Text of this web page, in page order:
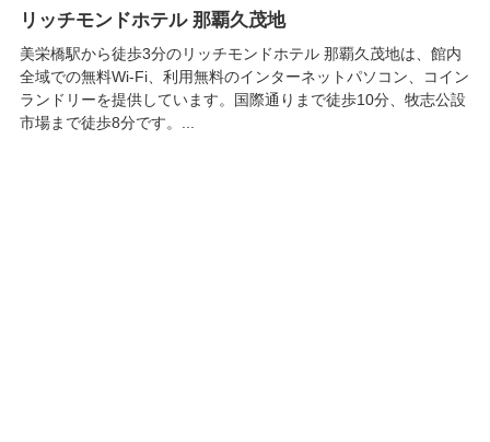
リッチモンドホテル 那覇久茂地
美栄橋駅から徒歩3分のリッチモンドホテル 那覇久茂地は、館内
全域での無料Wi-Fi、利用無料のインターネットパソコン、コイン
ランドリーを提供しています。国際通りまで徒歩10分、牧志公設
市場まで徒歩8分です。...